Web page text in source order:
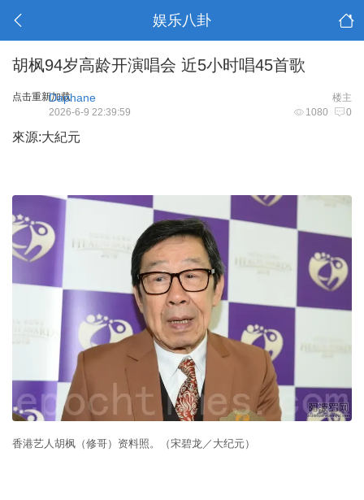
娱乐八卦
胡枫94岁高龄开演唱会 近5小时唱45首歌
点击重新加载 楼主
Daphane
1080 0
2026-6-9 22:39:59
來源:大紀元
香港艺人胡枫（修哥）资料照。（宋碧龙／大纪元）